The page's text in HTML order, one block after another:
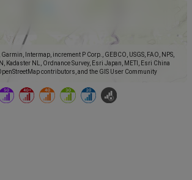
Intermap, increment P Corp., GEBCO, USGS, FAO, NPS,
Kadaster NL, Ordnance Survey, Esri Japan, METI, Esri China
contributors, and the GIS User Community